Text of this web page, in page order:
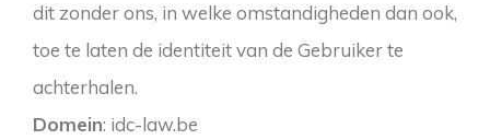
dit zonder ons, in welke omstandigheden dan ook,
toe te laten de identiteit van de Gebruiker te
achterhalen.
Domein: idc-law.be